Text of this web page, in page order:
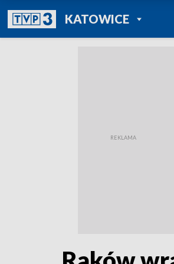
KATOWICEPOWRÓT DO
TVP REGIONY